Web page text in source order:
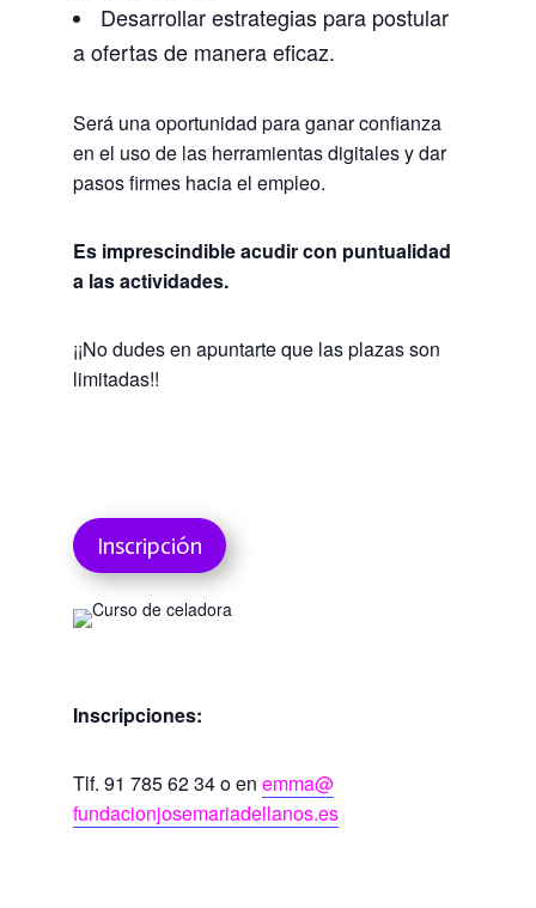
Desarrollar estrategias para postular
a ofertas de manera eficaz.
Será una oportunidad para ganar confianza
en el uso de las herramientas digitales y dar
pasos firmes hacia el empleo.
Es imprescindible acudir con puntualidad
a las actividades.
¡¡No dudes en apuntarte que las plazas son
limitadas!!
Inscripción
Inscripciones:
Tlf. 91 785 62 34 o en emma@
fundacionjosemariadellanos.es